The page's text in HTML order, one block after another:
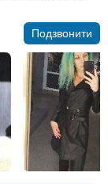
Подзвонити